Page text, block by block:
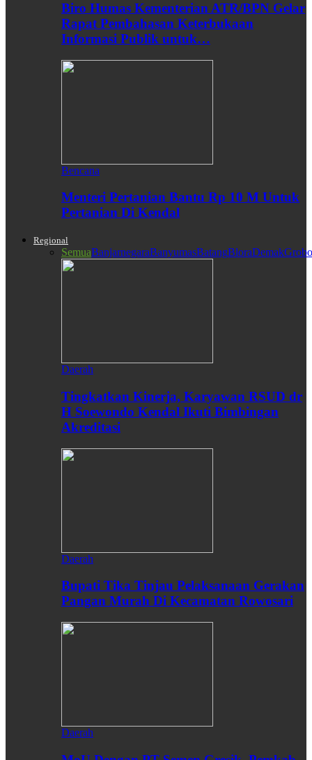
Biro Humas Kementerian ATR/BPN Gelar
Rapat Pembahasan Keterbukaan
Informasi Publik untuk…
Bencana
Menteri Pertanian Bantu Rp 10 M Untuk
Pertanian Di Kendal
Regional
SemuaBanjarnegaraBanyumasBatangBloraDemak
Daerah
Tingkatkan Kinerja, Karyawan RSUD dr
H Soewondo Kendal Ikuti Bimbingan
Akreditasi
Daerah
Bupati Tika Tinjau Pelaksanaan Gerakan
Pangan Murah Di Kecamatan Rowosari
Daerah